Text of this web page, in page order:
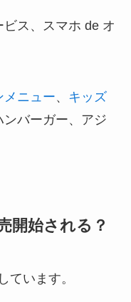
ス、スマホ de オ
メニュー、 キッズ
バーガー、アジ
開始される？
ています。